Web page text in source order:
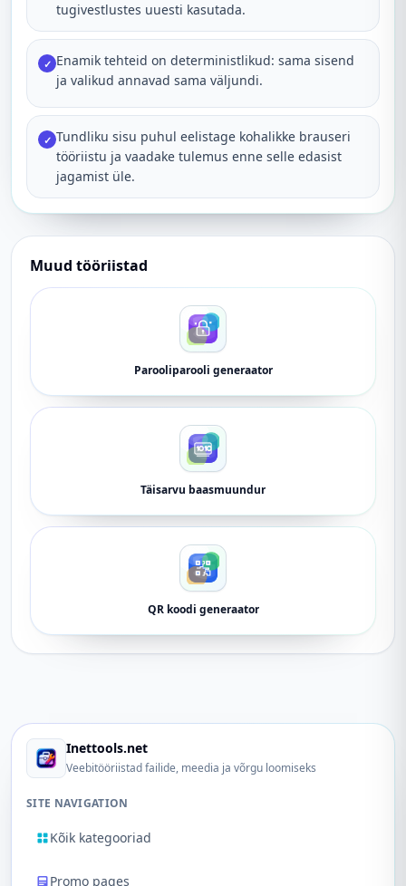
tugivestlustes uuesti kasutada.
✓ Enamik tehteid on deterministlikud: sama sisend
ja valikud annavad sama väljundi.
✓ Tundliku sisu puhul eelistage kohalikke brauseri
tööriistu ja vaadake tulemus enne selle edasist
jagamist üle.
Muud tööriistad
Parooliparooli generaator
Täisarvu baasmuundur
QR koodi generaator
Inettools.net
Veebitööriistad failide, meedia ja võrgu loomiseks
SITE NAVIGATION
Kõik kategooriad
Promo pages